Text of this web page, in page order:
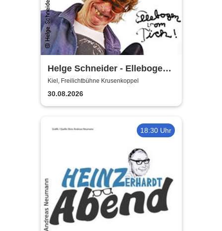
Helge Schneider - Ellebogen
vom Tich
Kiel, Freilichtbühne Krusenkoppel
30.08.2026
18:30 Uhr